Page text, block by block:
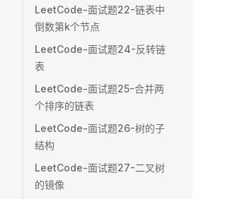
LeetCode-面试题22-链表中
倒数第k个节点
LeetCode-面试题24-反转链
表
LeetCode-面试题25-合并两
个排序的链表
LeetCode-面试题26-树的子
结构
LeetCode-面试题27-二叉树
的镜像